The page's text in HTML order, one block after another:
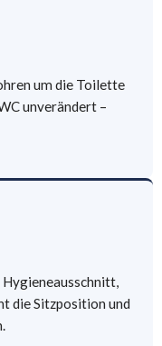
um die Toilette
unverändert –
die Sitzposition und